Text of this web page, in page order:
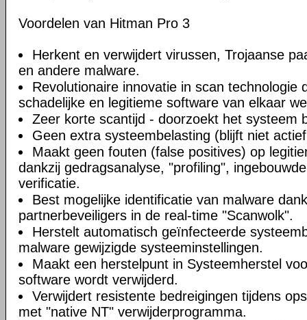
Voordelen van Hitman Pro 3
Herkent en verwijdert virussen, Trojaanse
en andere malware.
Revolutionaire innovatie in scan technologie
schadelijke en legitieme software van elkaar
Zeer korte scantijd - doorzoekt het systeem
Geen extra systeembelasting (blijft niet
Maakt geen fouten (false positives) op
dankzij gedragsanalyse, "profiling",
verificatie.
Best mogelijke identificatie van malware
partnerbeveiligers in de real-time "Scanwolk".
Herstelt automatisch geïnfecteerde
malware gewijzigde systeeminstellingen.
Maakt een herstelpunt in Systeemherstel
software wordt verwijderd.
Verwijdert resistente bedreigingen tijdens
met "native NT" verwijderprogramma.